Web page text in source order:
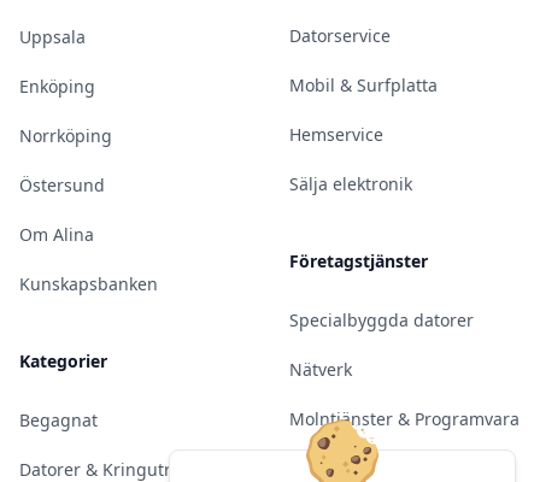
Uppsala
Enköping
Norrköping
Östersund
Om Alina
Kunskapsbanken
Kategorier
Begagnat
Datorer & Kringutrustning
Datorservice
Mobil & Surfplatta
Hemservice
Sälja elektronik
Företagstjänster
Specialbyggda datorer
Nätverk
Molntjänster & Programvara
Server & Backup